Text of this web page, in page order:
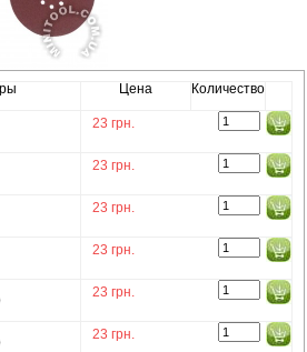
Цена Количество
23 грн.
23 грн.
23 грн.
23 грн.
23 грн.
23 грн.